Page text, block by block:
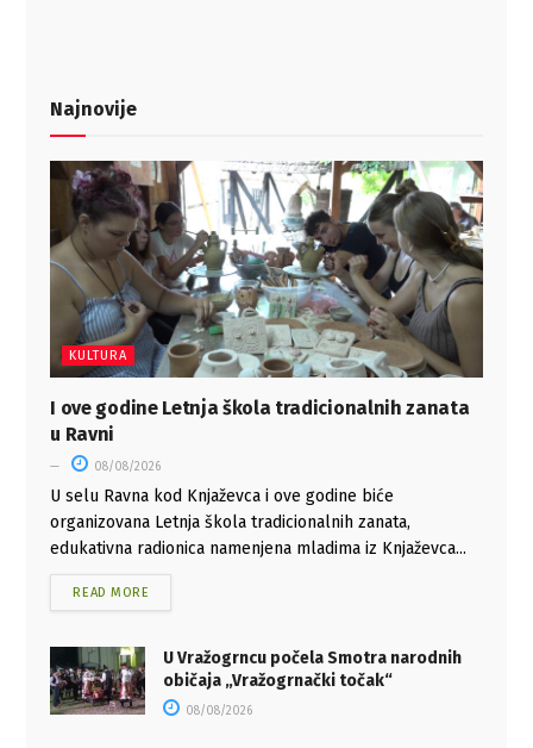
Najnovije
KULTURA
I ove godine Letnja škola tradicionalnih zanata
u Ravni
08/08/2026
U selu Ravna kod Knjaževca i ove godine biće
organizovana Letnja škola tradicionalnih zanata,
edukativna radionica namenjena mladima iz Knjaževca...
READ MORE
U Vražogrncu počela Smotra narodnih
običaja „Vražogrnački točak“
08/08/2026